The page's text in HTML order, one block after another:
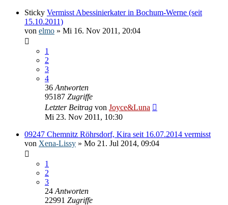
Sticky Vermisst Abessinierkater in Bochum-Werne (seit
15.10.2011)
von elmo » Mi 16. Nov 2011, 20:04
1
2
3
4
36 Antworten
95187 Zugriffe
Letzter Beitrag von Joyce&Luna
Mi 23. Nov 2011, 10:30
09247 Chemnitz Röhrsdorf, Kira seit 16.07.2014 vermisst
von Xena-Lissy » Mo 21. Jul 2014, 09:04
1
2
3
24 Antworten
22991 Zugriffe